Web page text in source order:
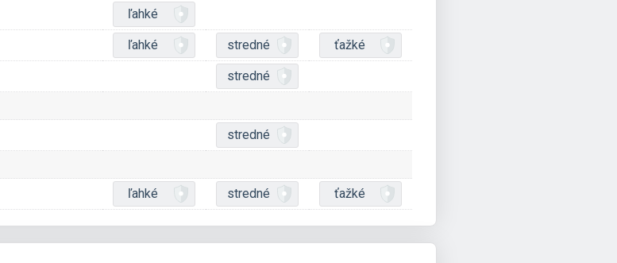
ľahké
ľahké stredné ťažké
stredné
stredné
ľahké stredné ťažké